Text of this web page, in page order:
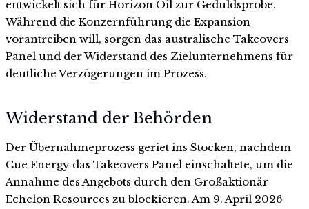
entwickelt sich für Horizon Oil zur Geduldsprobe.
Während die Konzernführung die Expansion
vorantreiben will, sorgen das australische Takeovers
Panel und der Widerstand des Zielunternehmens für
deutliche Verzögerungen im Prozess.
Widerstand der Behörden
Der Übernahmeprozess geriet ins Stocken, nachdem
Cue Energy das Takeovers Panel einschaltete, um die
Annahme des Angebots durch den Großaktionär
Echelon Resources zu blockieren. Am 9. April 2026